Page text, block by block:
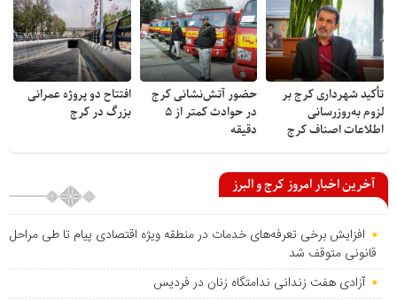
تأکید شهرداری کرج بر
لزوم به‌روزرسانی
اطلاعات اصناف کرج
حضور آتش‌نشانی کرج
در حوادث کمتر از ۵
دقیقه
افتتاح دو پروژه عمرانی
بزرگ در کرج
آخرین اخبار امروز کرج و البرز
افزایش برخی تعرفه‌های خدمات در منطقه ویژه اقتصادی پیام تا طی مراحل
قانونی متوقف شد
آزادی هفت زندانی ندامتگاه زنان در فردیس